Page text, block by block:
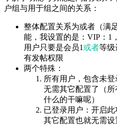
户组与用于组之间的关系：
整体配置关系为或者（满
能，我设置的是：VIP：1
用户只要是会员1或者等级
有发帖权限
两个特殊：
所有用户，包含未
无需其它配置了（
什么的干嘛呢）
已登录用户：开启此
其它配置也就无需设